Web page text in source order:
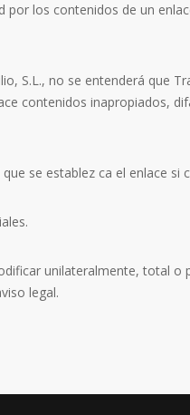
los contenidos de un
S.L., no se entenderá que
contenidos inapropiados,
se establez ca el enlace si
unilateralmente, total o
legal.